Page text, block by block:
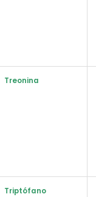
Treonina
Triptófano